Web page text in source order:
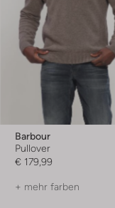
Barbour
Pullover
€ 179,99
+ mehr farben